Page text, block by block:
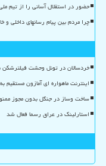
حضور در استقلال آسانی را از تیم
چرا مردم بین پیام رسانهای داخلی و
خردسالان در تونل وحشت فیلترشکن
اینترنت ماهواره ای آمازون مستقیم
ساخت وساز در جنگل بدون مجوز
استارلینک در عراق رسما فعال شد